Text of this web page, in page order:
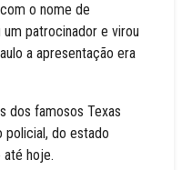
o nome de
um patrocinador e virou
a apresentação era
dos famosos Texas
policial, do estado
até hoje.